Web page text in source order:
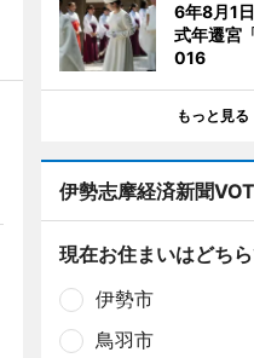
6年8月1
式年遷宮
016
もっと見る
伊勢志摩経済新聞
現在お住まいはどち
伊勢市
鳥羽市